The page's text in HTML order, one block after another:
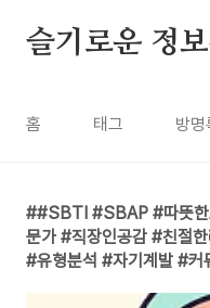
슬기로운 정
홈 태그 방명
#SBTI #SBAP #따뜻한
문가 #직장인공감 #친절
#유형분석 #자기계발 #